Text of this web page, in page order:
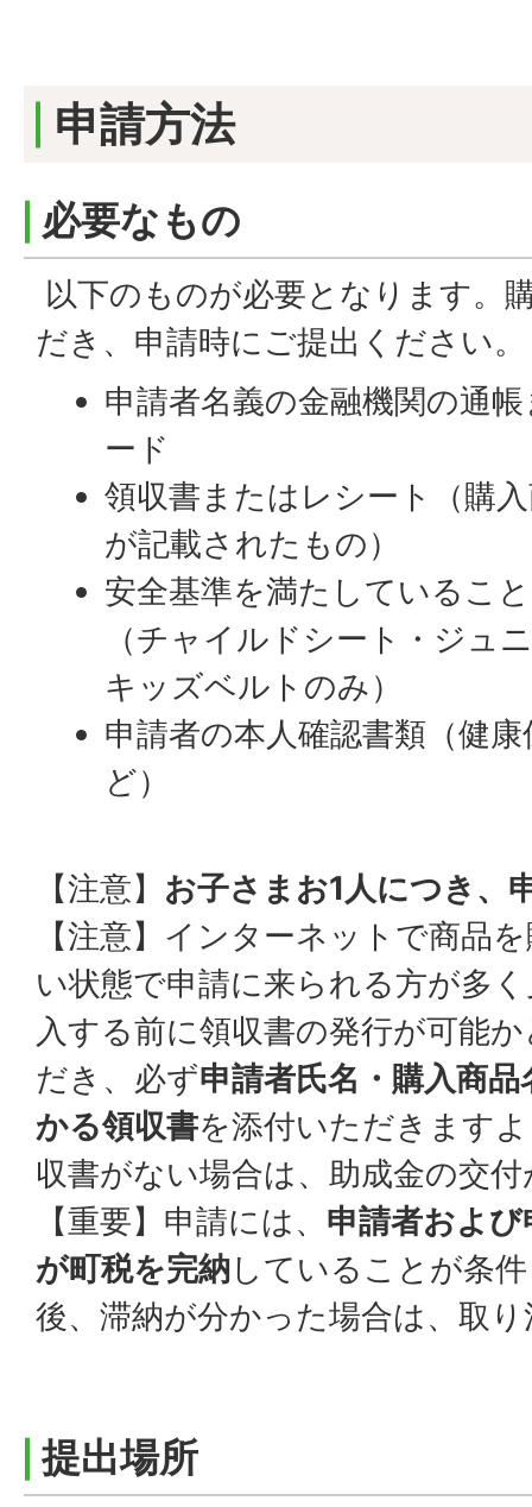
申請方法
必要なもの
以下のものが必要となります。
だき、申請時にご提出ください。
申請者名義の金融機関の通
ード
領収書またはレシート（購
が記載されたもの）
安全基準を満たしているこ
（チャイルドシート・ジュ
キッズベルトのみ）
申請者の本人確認書類（健
ど）
【注意】 お子さまお1人につき、
【注意】インターネットで商品
い状態で申請に来られる方が多
入する前に領収書の発行が可能
だき、必ず申請者氏名・購入商
かる領収書を添付いただきます
収書がない場合は、助成金の交
【重要】申請には、 申請者およ
が町税を完納していることが条
後、滞納が分かった場合は、取
提出場所